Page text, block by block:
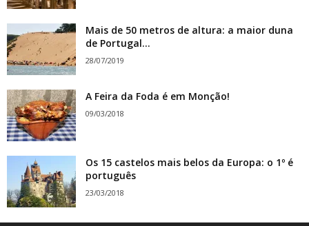
Mais de 50 metros de altura: a maior duna
de Portugal...
28/07/2019
A Feira da Foda é em Monção!
09/03/2018
Os 15 castelos mais belos da Europa: o 1º é
português
23/03/2018